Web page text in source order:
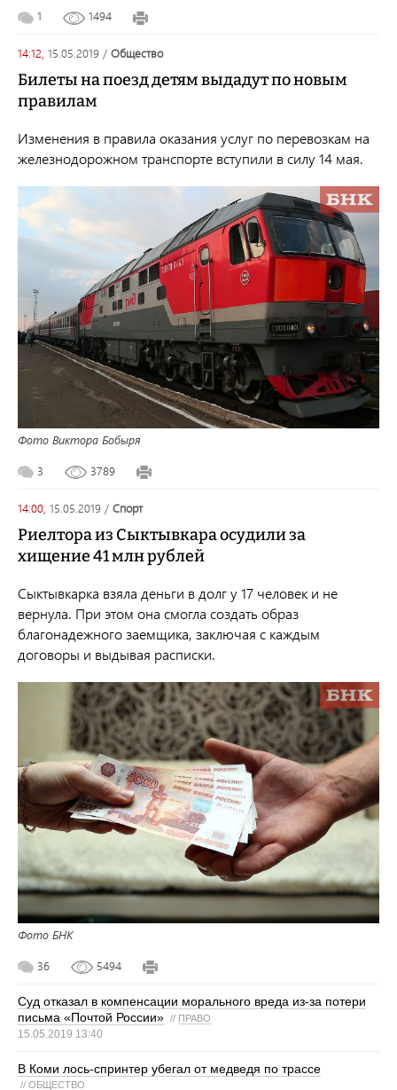
1 1494
14:12, 15.05.2019 / общество
Билеты на поезд детям выдадут по новым
правилам
Изменения в правила оказания услуг по перевозкам на
железнодорожном транспорте вступили в силу 14 мая.
Фото Виктора Бобыря
3 3789
14:00, 15.05.2019 / спорт
Риелтора из Сыктывкара осудили за
хищение 41 млн рублей
Сыктывкарка взяла деньги в долг у 17 человек и не
вернула. При этом она смогла создать образ
благонадежного заемщика, заключая с каждым
договоры и выдывая расписки.
Фото БНК
36 5494
Суд отказал в компенсации морального вреда из-за потери
письма «Почтой России» // ПРАВО
15.05.2019 13:40
В Коми лось-спринтер убегал от медведя по трассе
// ОБЩЕСТВО